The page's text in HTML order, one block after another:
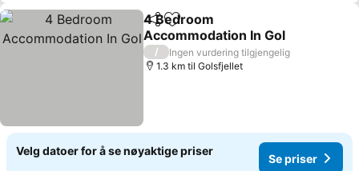
Del Legg til i favoritter
4 Bedroom
Accommodation In Gol
Se priser
/
Ingen vurdering tilgjengelig
1.3 km til Golsfjellet
Velg datoer for å se nøyaktige priser
Se priser